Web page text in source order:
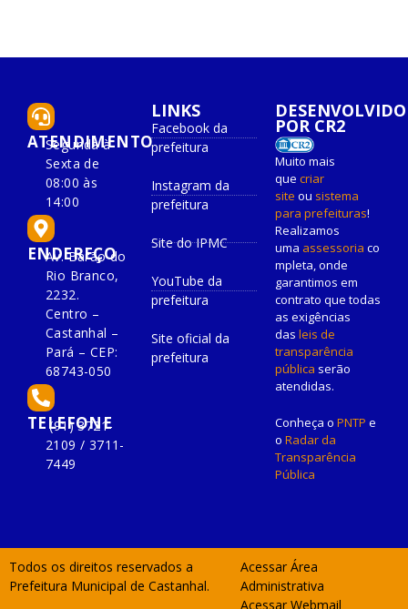
ATENDIMENTO
Segunda à
Sexta de
08:00 às
14:00
ENDEREÇO
Av. Barão do
Rio Branco,
2232.
Centro –
Castanhal –
Pará – CEP:
68743-050
TELEFONE
(91) 3721-
2109 / 3711-
7449
LINKS
Facebook da
prefeitura
Instagram da
prefeitura
Site do IPMC
YouTube da
prefeitura
Site oficial da
prefeitura
DESENVOLVIDO
POR CR2
Muito mais
que criar
site ou sistema
para prefeituras!
Realizamos
uma assessoria co
mpleta, onde
garantimos em
contrato que todas
as exigências
das leis de
transparência
pública serão
atendidas.
Conheça o PNTP e
o Radar da
Transparência
Pública
Todos os direitos reservados a
Prefeitura Municipal de Castanhal.
Acessar Área
Administrativa
Acessar Webmail